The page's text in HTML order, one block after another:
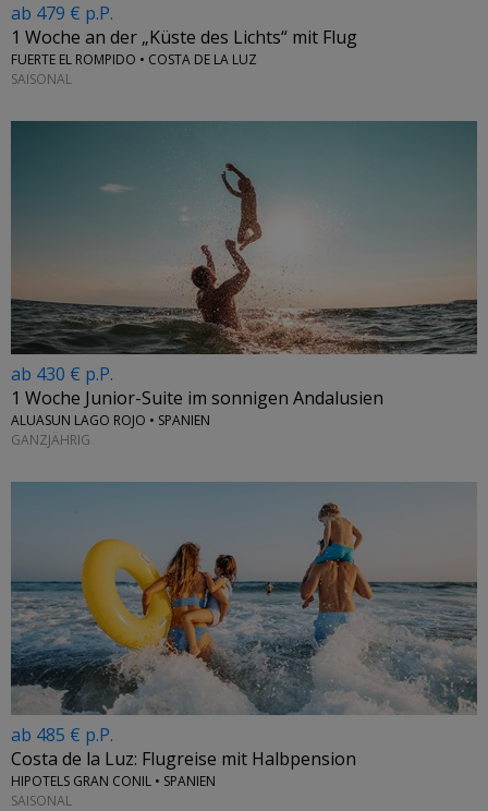
ab 479 € p.P.
1 Woche an der „Küste des Lichts“ mit Flug
FUERTE EL ROMPIDO • COSTA DE LA LUZ
SAISONAL
ab 430 € p.P.
1 Woche Junior-Suite im sonnigen Andalusien
ALUASUN LAGO ROJO • SPANIEN
GANZJÄHRIG
ab 485 € p.P.
Costa de la Luz: Flugreise mit Halbpension
HIPOTELS GRAN CONIL • SPANIEN
SAISONAL